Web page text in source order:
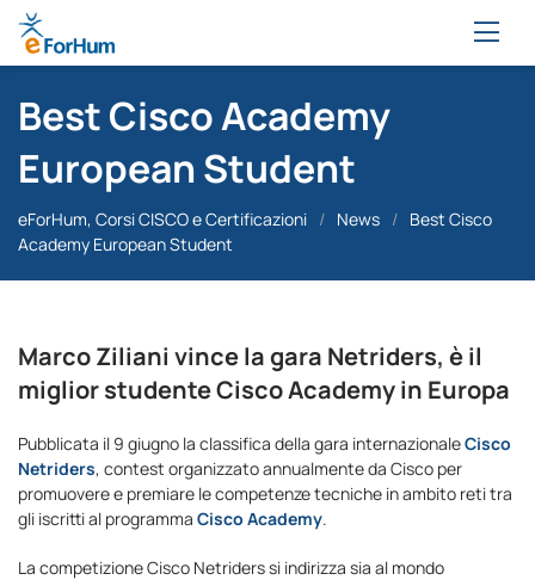
Best Cisco Academy
European Student
eForHum, Corsi CISCO e Certificazioni / News / Best Cisco
Academy European Student
Marco Ziliani vince la gara Netriders, è il
miglior studente Cisco Academy in Europa
Pubblicata il 9 giugno la classifica della gara internazionaleCisco
Netriders, contest organizzato annualmente da Cisco per
promuovere e premiare le competenze tecniche in ambito reti tra
gli iscritti al programma Cisco Academy.
La competizione Cisco Netriders si indirizza sia al mondo